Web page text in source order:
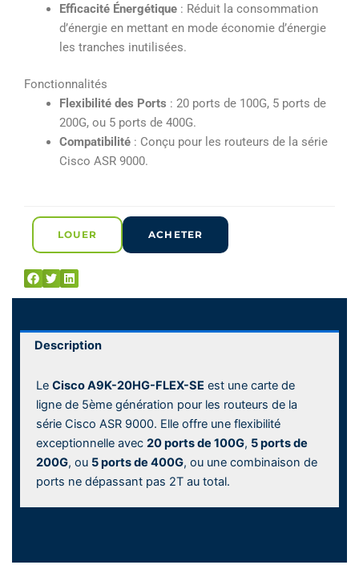
Efficacité Énergétique: Réduit la consommation
d’énergie en mettant en mode économie d’énergie
les tranches inutilisées.
Fonctionnalités
Flexibilité des Ports : 20 ports de 100G, 5 ports de
200G, ou 5 ports de 400G.
Compatibilité: Conçu pour les routeurs de la série
Cisco ASR 9000.
LOUER ACHETER
Description
Le Cisco A9K-20HG-FLEX-SE est une carte de
ligne de 5ème génération pour les routeurs de la
série Cisco ASR 9000. Elle offre une flexibilité
exceptionnelle avec 20 ports de 100G, 5 ports de
200G, ou 5 ports de 400G, ou une combinaison de
ports ne dépassant pas 2T au total.